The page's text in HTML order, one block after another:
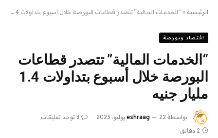
الرئيسية » “الخدمات المالية” تتصدر قطاعات البورصة خلال أسبوع بتداولات 1.4 مليار جنيه
اقتصاد وبورصة
“الخدمات المالية” تتصدر قطاعات
البورصة خلال أسبوع بتداولات 1.4
مليار جنيه
بواسطة eshraag 22 يوليو، 2023
لا توجد تعليقات
2 دقائق